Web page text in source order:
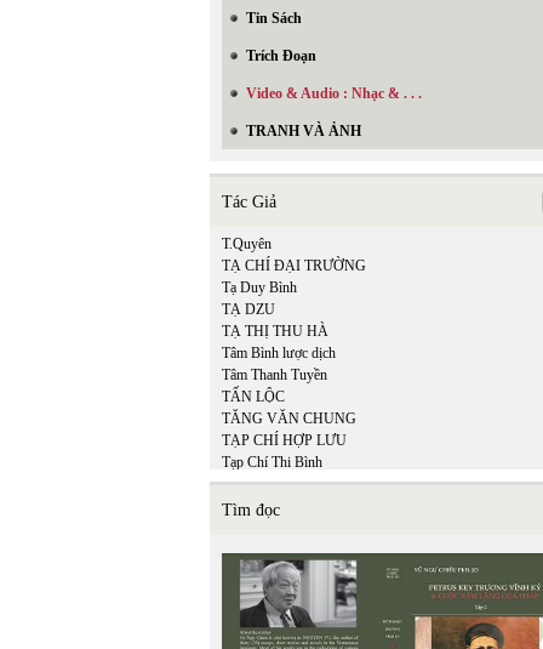
Tin Sách
Trích Đoạn
Video & Audio : Nhạc & . . .
TRANH VÀ ẢNH
Tác Giả
T.Quyên
TẠ CHÍ ĐẠI TRƯỜNG
Tạ Duy Bình
TẠ DZU
TẠ THỊ THU HÀ
Tâm Bình lược dịch
Tâm Thanh Tuyền
TẤN LỘC
TĂNG VĂN CHUNG
TẠP CHÍ HỢP LƯU
Tạp Chí Thi Bình
TCHL
THẠCH ĐÀ
THÁI BÌNH
THÁI THANH
Thái Tú Hạp
THÁI UYÊN
Thái Vĩnh Khiêm (chuyển ngữ)
Tìm đọc